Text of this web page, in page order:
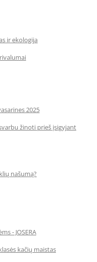
ir ekologija
2025
žinoti prieš įsigyjant
našumą?
- JOSERA
kačių maistas